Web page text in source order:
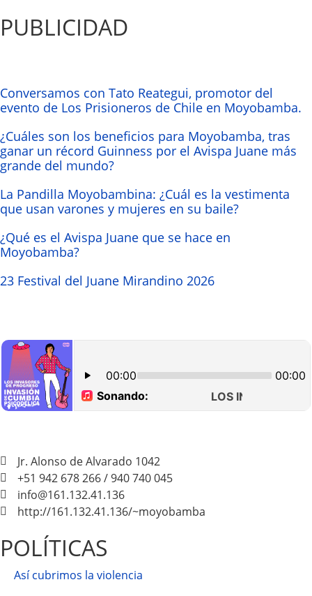
PUBLICIDAD
Conversamos con Tato Reategui, promotor del
evento de Los Prisioneros de Chile en Moyobamba.
¿Cuáles son los beneficios para Moyobamba, tras
ganar un récord Guinness por el Avispa Juane más
grande del mundo?
La Pandilla Moyobambina: ¿Cuál es la vestimenta
que usan varones y mujeres en su baile?
¿Qué es el Avispa Juane que se hace en
Moyobamba?
23 Festival del Juane Mirandino 2026
Jr. Alonso de Alvarado 1042
+51 942 678 266 / 940 740 045
info@161.132.41.136
http://161.132.41.136/~moyobamba
POLÍTICAS
Así cubrimos la violencia